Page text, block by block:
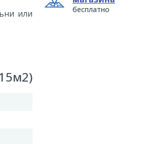
или бесплатно